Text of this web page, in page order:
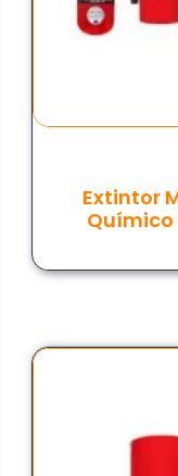
Extintor
Químico